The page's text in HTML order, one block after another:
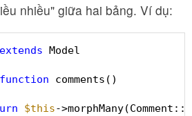
nhiều" giữa hai bảng. Ví dụ:
extends Model
function
comments()
$this->morphMany(Comment::